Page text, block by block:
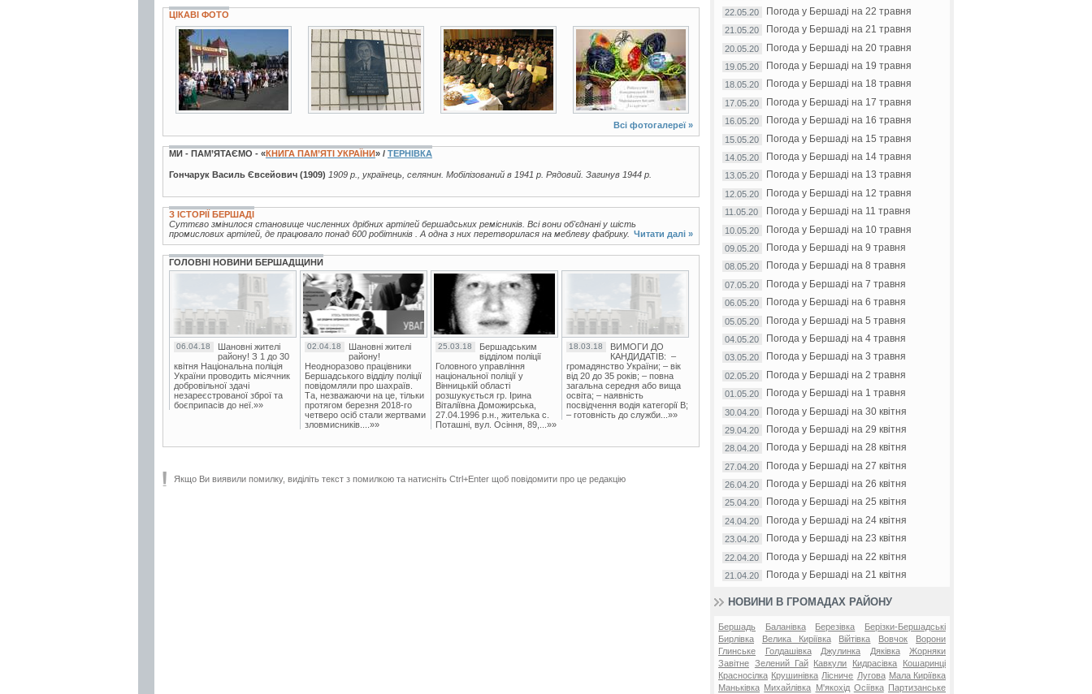
ЦІКАВІ ФОТО
5 фото 1 фото 2 фото 45 фото
Всі фотогалереї »
МИ - ПАМ’ЯТАЄМО - «КНИГА ПАМ’ЯТІ УКРАЇНИ» / ТЕРНІВКА
Гончарук Василь Євсейович (1909) 1909 р., українець, селянин. Мобілізований в 1941 р. Рядовий. Загинув 1944 р.
З ІСТОРІЇ БЕРШАДІ
Суттєво змінилося становище численних дрібних артілей бершадських ремісників. Всі вони об'єднані у шість
промислових артілей, де працювало понад 600 робітників . А одна з них перетворилася на меблеву фабрику. Читати далі »
ГОЛОВНІ НОВИНИ БЕРШАДЩИНИ
06.04.18
Шановні жителі
району! З 1 до 30
квітня Національна поліція
України проводить місячник
добровільної здачі
незареєстрованої зброї та
боєприпасів до неї.»»
02.04.18
Шановні жителі
району!
Неодноразово працівники
Бершадського відділу поліції
повідомляли про шахраїв.
Та, незважаючи на це, тільки
протягом березня 2018-го
четверо осіб стали жертвами
зловмисників....»»
25.03.18
Бершадським
відділом поліції
Головного управління
національної поліції у
Вінницькій області
розшукується гр. Ірина
Віталіївна Доможирська,
27.04.1996 р.н., жителька с.
Поташні, вул. Осіння, 89,...»»
18.03.18
ВИМОГИ ДО
КАНДИДАТІВ: –
громадянство України; – вік
від 20 до 35 років; – повна
загальна середня або вища
освіта; – наявність
посвідчення водія категорії В;
– готовність до служби...»»
Якщо Ви виявили помилку, виділіть текст з помилкою та натисніть Ctrl+Enter щоб повідомити про це редакцію
22.05.20 Погода у Бершаді на 22 травня
21.05.20 Погода у Бершаді на 21 травня
20.05.20 Погода у Бершаді на 20 травня
19.05.20 Погода у Бершаді на 19 травня
18.05.20 Погода у Бершаді на 18 травня
17.05.20 Погода у Бершаді на 17 травня
16.05.20 Погода у Бершаді на 16 травня
15.05.20 Погода у Бершаді на 15 травня
14.05.20 Погода у Бершаді на 14 травня
13.05.20 Погода у Бершаді на 13 травня
12.05.20 Погода у Бершаді на 12 травня
11.05.20 Погода у Бершаді на 11 травня
10.05.20 Погода у Бершаді на 10 травня
09.05.20 Погода у Бершаді на 9 травня
08.05.20 Погода у Бершаді на 8 травня
07.05.20 Погода у Бершаді на 7 травня
06.05.20 Погода у Бершаді на 6 травня
05.05.20 Погода у Бершаді на 5 травня
04.05.20 Погода у Бершаді на 4 травня
03.05.20 Погода у Бершаді на 3 травня
02.05.20 Погода у Бершаді на 2 травня
01.05.20 Погода у Бершаді на 1 травня
30.04.20 Погода у Бершаді на 30 квітня
29.04.20 Погода у Бершаді на 29 квітня
28.04.20 Погода у Бершаді на 28 квітня
27.04.20 Погода у Бершаді на 27 квітня
26.04.20 Погода у Бершаді на 26 квітня
25.04.20 Погода у Бершаді на 25 квітня
24.04.20 Погода у Бершаді на 24 квітня
23.04.20 Погода у Бершаді на 23 квітня
22.04.20 Погода у Бершаді на 22 квітня
21.04.20 Погода у Бершаді на 21 квітня
НОВИНИ В ГРОМАДАХ РАЙОНУ
Бершадь Баланівка Березівка
Берізки-Бершадські
Бирлівка
Велика Киріївка Війтівка Вовчок
Ворони
Глинське
Голдашівка Джулинка Дяківка
Жорняки
Завітне Зелений Гай Кавкули Кидрасівка
Кошаринці
Красносілка Крушинівка Лісниче Лугова Мала Киріївка
Маньківка Михайлівка М'якохід Осіївка
Партизанське